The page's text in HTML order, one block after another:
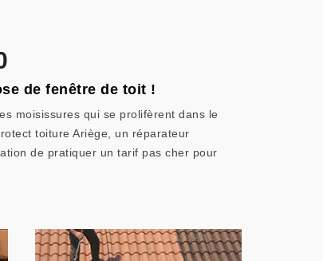
de fenêtre de toit !
moisissures qui se prolifèrent dans le
toiture Ariège, un réparateur
de pratiquer un tarif pas cher pour